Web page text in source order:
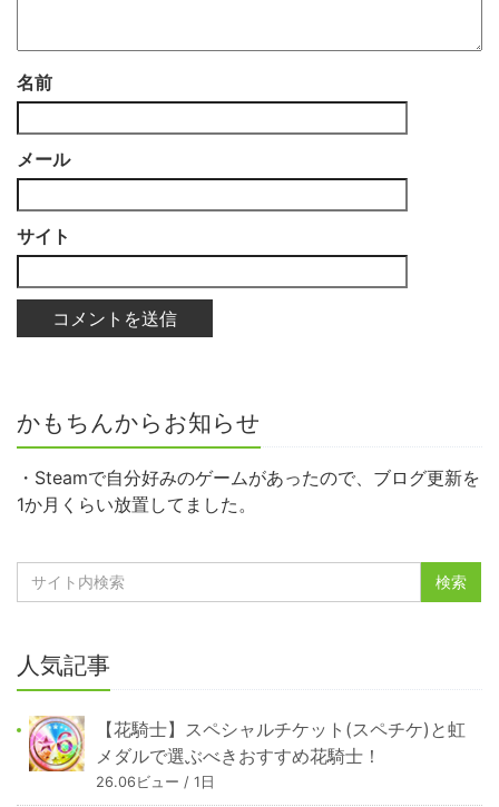
名前
メール
サイト
かもちんからお知らせ
・Steamで自分好みのゲームがあったので、ブログ更新を
1か月くらい放置してました。
人気記事
【花騎士】スペシャルチケット(スペチケ)と虹
メダルで選ぶべきおすすめ花騎士！
26.06ビュー / 1日